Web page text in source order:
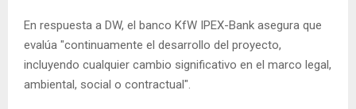
En respuesta a DW, el banco KfW IPEX-Bank asegura que
evalúa "continuamente el desarrollo del proyecto,
incluyendo cualquier cambio significativo en el marco legal,
ambiental, social o contractual".